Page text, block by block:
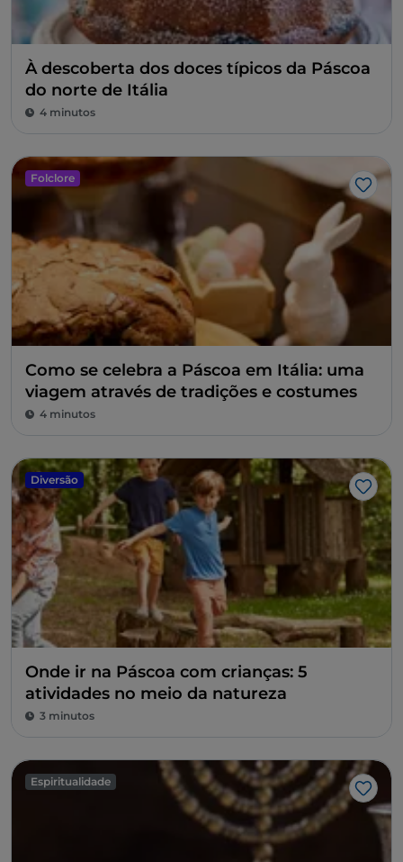
À descoberta dos doces típicos da Páscoa
do norte de Itália
4 minutos
Folclore
Como se celebra a Páscoa em Itália: uma
viagem através de tradições e costumes
4 minutos
Diversão
Onde ir na Páscoa com crianças: 5
atividades no meio da natureza
3 minutos
Espiritualidade